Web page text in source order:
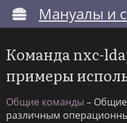
Мануалы и
Команда nxc-
примеры
Общие команды –
различным